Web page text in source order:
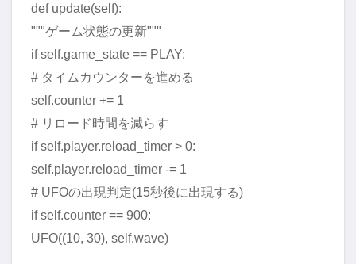
def update(self):
"""ゲーム状態の更新"""
if self.game_state == PLAY:
# タイムカウンターを進める
self.counter += 1
# リロード時間を減らす
if self.player.reload_timer > 0:
self.player.reload_timer -= 1
# UFOの出現判定(15秒後に出現する)
if self.counter == 900:
UFO((10, 30), self.wave)